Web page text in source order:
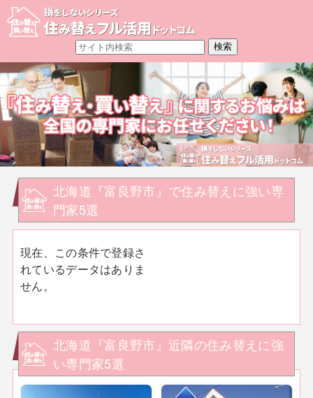
北海道『富良野市』で住み替えに強い専
門家5選
現在、この条件で登録さ
れているデータはありま
せん。
北海道『富良野市』近隣の住み替えに強
い専門家5選